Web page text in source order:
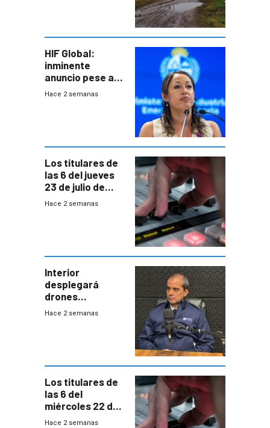
HIF Global:
inminente
anuncio pese a
declaración de
gobierno
Hace 2 semanas
Los titulares de
las 6 del jueves
23 de julio de
2026
Hace 2 semanas
Interior
desplegará
drones
autónomos para
Hace 2 semanas
Los titulares de
las 6 del
miércoles 22 de
julio de 2026
Hace 2 semanas